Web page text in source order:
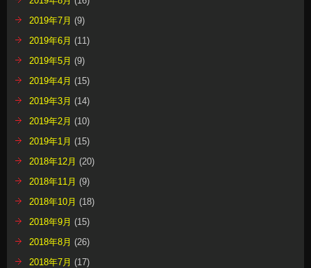
2019年7月 (9)
2019年6月 (11)
2019年5月 (9)
2019年4月 (15)
2019年3月 (14)
2019年2月 (10)
2019年1月 (15)
2018年12月 (20)
2018年11月 (9)
2018年10月 (18)
2018年9月 (15)
2018年8月 (26)
2018年7月 (17)